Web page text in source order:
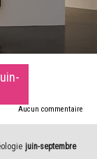
Aucun commentaire
juin-septembre